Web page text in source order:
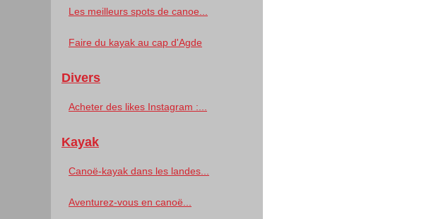
Les meilleurs spots de canoe...
Faire du kayak au cap d'Agde
Divers
Acheter des likes Instagram :...
Kayak
Canoë-kayak dans les landes...
Aventurez-vous en canoë...